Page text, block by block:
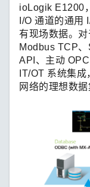
ioLogik E1200
I/O 通道的通用
有现场数据。
Modbus TCP
API、主动
IT/OT 系统集
网络的理想数据